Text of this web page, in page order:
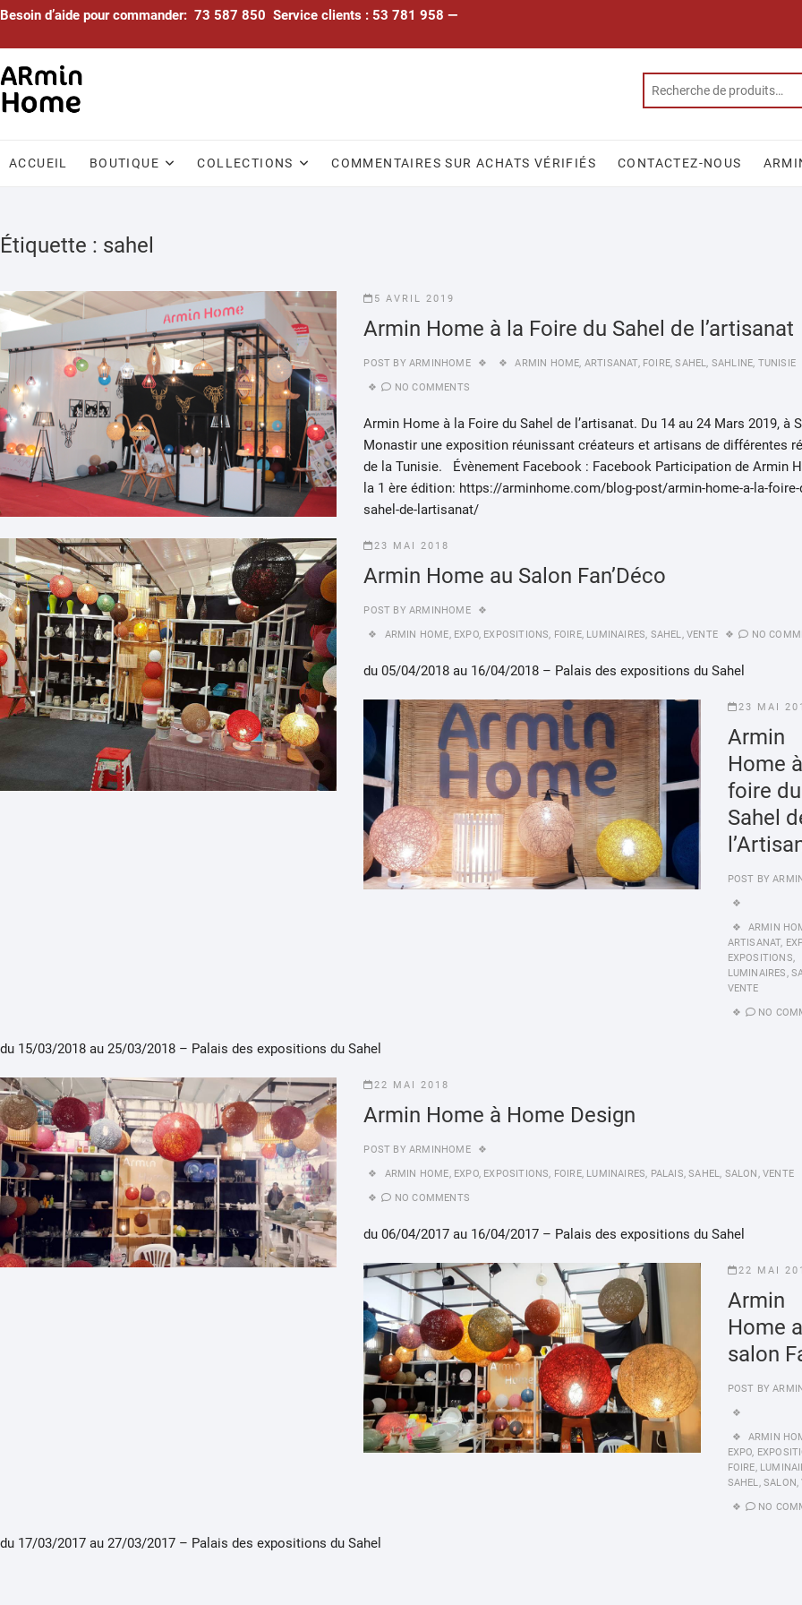
Skip
content
Besoin d’aide pour commander: 73 587 850 Service clients : 53 781 958 —
ACCUEIL BOUTIQUE COLLECTIONS COMMENTAIRES SUR ACHATS VÉRIFIÉS CONTACTEZ-NOUS
Étiquette : sahel
5 AVRIL 2019
Armin Home à la Foire du Sahel de l’artisanat
POST BY ARMINHOME ARMIN HOME, ARTISANAT, FOIRE,SAHEL, SAHLINE, TUNISIE
NO COMMENTS
Armin Home à la Foire du Sahel de l’artisanat. Du 14 au 24 Mars 2019, à
Monastir une exposition réunissant créateurs et artisans de différentes
de la Tunisie. Évènement Facebook : Facebook Participation de Armin
la 1 ère édition: https://arminhome.com/blog-post/armin-home-a-la-foire-
sahel-de-lartisanat/
23 MAI 2018
Armin Home au Salon Fan’Déco
POST BY ARMINHOME
ARMIN HOME, EXPO, EXPOSITIONS, FOIRE, LUMINAIRES, SAHEL, VENTE NO
du 05/04/2018 au 16/04/2018 – Palais des expositions du Sahel
23 MAI
Armin
Home
foire du
Sahel
POST BY
ARMIN
ARTISANAT,
EXPOSITIONS,
LUMINAIRES,
VENTE
NO
du 15/03/2018 au 25/03/2018 – Palais des expositions du Sahel
22 MAI 2018
Armin Home à Home Design
POST BY ARMINHOME
ARMIN HOME, EXPO, EXPOSITIONS, FOIRE, LUMINAIRES, PALAIS,SAHEL, SALON, VENTE
NO COMMENTS
du 06/04/2017 au 16/04/2017 – Palais des expositions du Sahel
22 MAI
Armin
Home
salon
POST BY
ARMIN
EXPO,
FOIRE,
SAHEL,SALON,
NO
du 17/03/2017 au 27/03/2017 – Palais des expositions du Sahel